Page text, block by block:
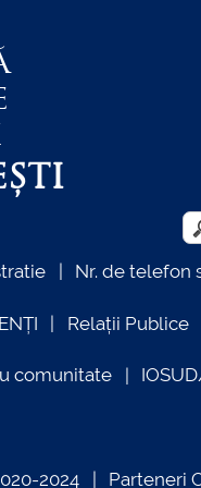
Nr. de telefon
Relații Publice
comunitate
2024 Parteneri